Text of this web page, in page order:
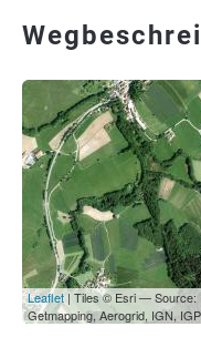
Leaflet | Tiles © Esri — Source:
Getmapping, Aerogrid, IGN,